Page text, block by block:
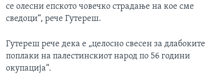
се олесни епското човечко страдање на кое сме
сведоци“, рече Гутереш.
Гутереш рече дека е „целосно свесен за длабоките
поплаки на палестинскиот народ по 56 години
окупација“.